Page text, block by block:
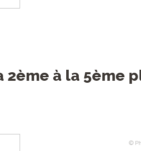
2ème à la 5ème
©